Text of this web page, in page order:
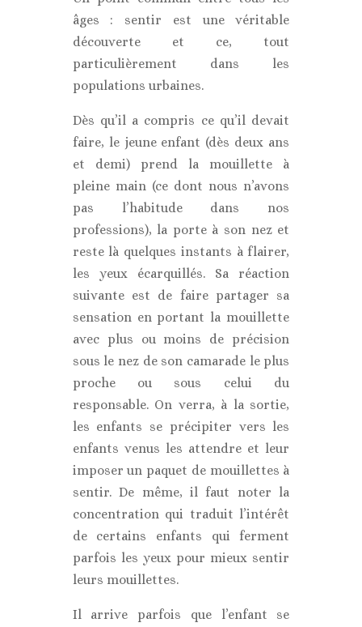
âges : sentir est une véritable
découverte et ce, tout
particulièrement dans les
populations urbaines.
Dès qu’il a compris ce qu’il devait
faire, le jeune enfant (dès deux ans
et demi) prend la mouillette à
pleine main (ce dont nous n’avons
pas l’habitude dans nos
professions), la porte à son nez et
reste là quelques instants à flairer,
les yeux écarquillés. Sa réaction
suivante est de faire partager sa
sensation en portant la mouillette
avec plus ou moins de précision
sous le nez de son camarade le plus
proche ou sous celui du
responsable. On verra, à la sortie,
les enfants se précipiter vers les
enfants venus les attendre et leur
imposer un paquet de mouillettes à
sentir. De même, il faut noter la
concentration qui traduit l’intérêt
de certains enfants qui ferment
parfois les yeux pour mieux sentir
leurs mouillettes.
Il arrive parfois que l’enfant se